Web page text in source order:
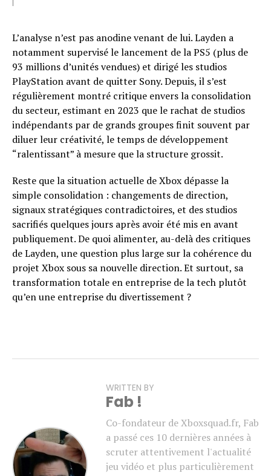
L’analyse n’est pas anodine venant de lui. Layden a
notamment supervisé le lancement de la PS5 (plus de
93 millions d’unités vendues) et dirigé les studios
PlayStation avant de quitter Sony. Depuis, il s’est
régulièrement montré critique envers la consolidation
du secteur, estimant en 2023 que le rachat de studios
indépendants par de grands groupes finit souvent par
diluer leur créativité, le temps de développement
“ralentissant” à mesure que la structure grossit.
Reste que la situation actuelle de Xbox dépasse la
simple consolidation : changements de direction,
signaux stratégiques contradictoires, et des studios
sacrifiés quelques jours après avoir été mis en avant
publiquement. De quoi alimenter, au-delà des critiques
de Layden, une question plus large sur la cohérence du
projet Xbox sous sa nouvelle direction. Et surtout, sa
transformation totale en entreprise de la tech plutôt
qu’en une entreprise du divertissement ?
WRITTEN BY
Fab !
Co-fondateur de Xboxsquad.fr, Fab
a passé ces 10 dernières années à
scruter attentivement l'actualité
jeu vidéo et plus particulièrement